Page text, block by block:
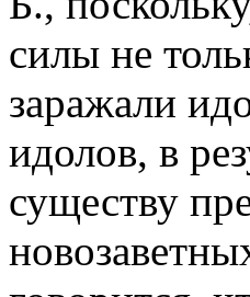
силы не
заражали
идолов, в
существу